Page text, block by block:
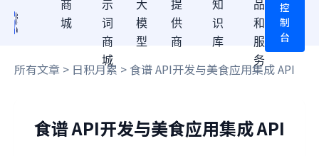
商
城
示
词
商
城
大
模
型
提
供
商
知
识
库
品
和
服
务
控
制
台
所有文章 > 日积月累 > 食谱 API开发与美食应用集成 API
食谱 API开发与美食应用集成 API